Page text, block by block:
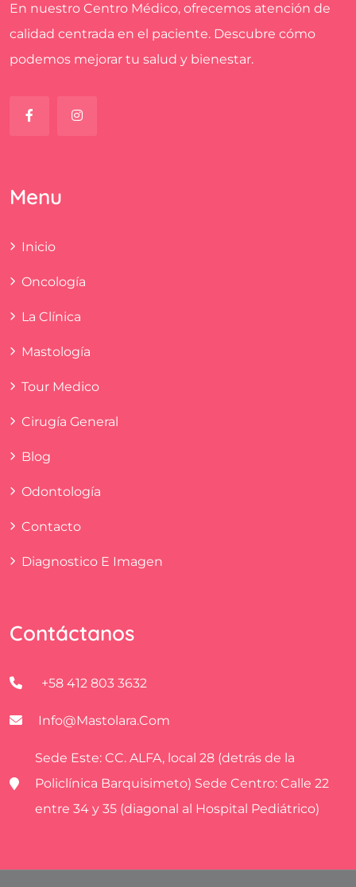
En nuestro Centro Médico, ofrecemos atención de
calidad centrada en el paciente. Descubre cómo
podemos mejorar tu salud y bienestar.
Menu
Inicio
Oncología
La Clínica
Mastología
Tour Medico
Cirugía General
Blog
Odontología
Contacto
Diagnostico E Imagen
Contáctanos
+58 412 803 3632
Info@mastolara.com
Sede Este: CC. ALFA, local 28 (detrás de la
Policlínica Barquisimeto) Sede Centro: Calle 22
entre 34 y 35 (diagonal al Hospital Pediátrico)